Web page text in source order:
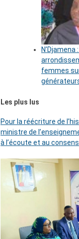
N’Djamena
femmes
Les plus lus
Pour la réécriture de
ministre de
à l’écoute et au